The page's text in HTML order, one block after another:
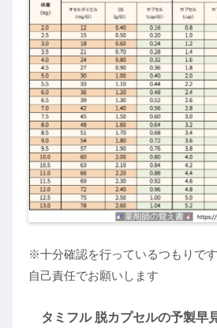
※十分確認を行っているつもりで
自己責任でお願いします
タミフル 脱カプセルの予製早